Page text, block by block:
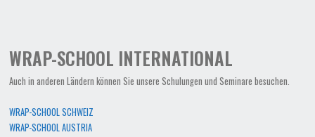
WRAP-SCHOOL INTERNATIONAL
Auch in anderen Ländern können Sie unsere Schulungen und Seminare besuchen.
WRAP-SCHOOL SCHWEIZ
WRAP-SCHOOL AUSTRIA